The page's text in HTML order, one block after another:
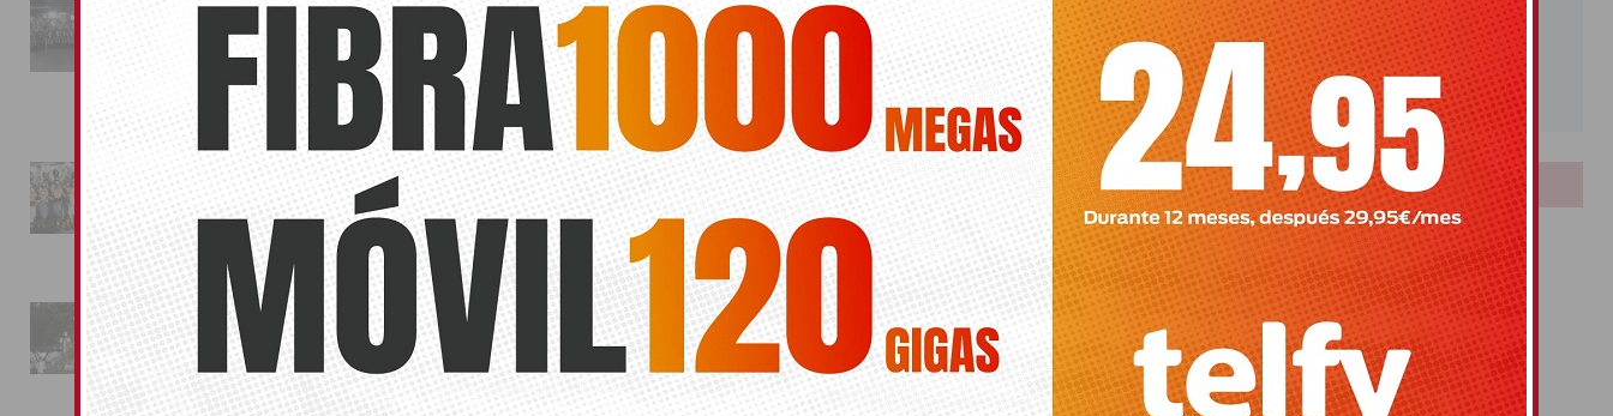
La Entrada Cristiana llena de
esplendor las calles de
Almoradí en una multitudinaria
jornada festera
02/08/2026
La magia de la Entrada Mora
conquista las calles de
Almoradí
01/08/2026
La fiesta se adueña de
Almoradí con la presentación
de los cargos festeros y la
toma del castillo
31/07/2026
LOTERIAS
Bonoloto
Primitiva
El Gordo
Euromillones
Loteria
Once